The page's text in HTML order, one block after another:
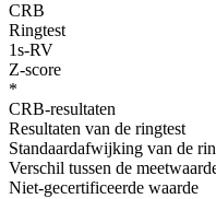
CRB
Ringtest
1s-RV
Z-score
*
CRB-resultaten
Resultaten van de ringtest
Standaardafwijking van de
Verschil tussen de
Niet-gecertificeerde waarde